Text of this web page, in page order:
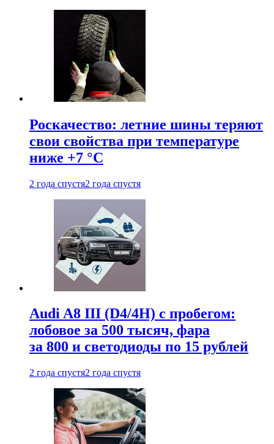
Роскачество: летние шины теряют
свои свойства при температуре
ниже +7 °C
2 года спустя2 года спустя
Audi A8 III (D4/4H) c пробегом:
лобовое за 500 тысяч, фара
за 800 и светодиоды по 15 рублей
2 года спустя2 года спустя